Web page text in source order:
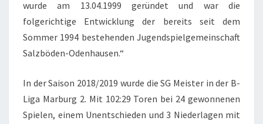
wurde am 13.04.1999 geründet und war die
folgerichtige Entwicklung der bereits seit dem
Sommer 1994 bestehenden Jugendspielgemeinschaft
Salzböden-Odenhausen.“
In der Saison 2018/2019 wurde die SG Meister in der B-
Liga Marburg 2. Mit 102:29 Toren bei 24 gewonnenen
Spielen, einem Unentschieden und 3 Niederlagen mit